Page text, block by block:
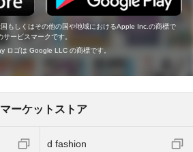
もしくはその他の国や地域におけるApple Inc.の商標で
ービスマークです。
ロゴは Google LLC の商標です。
ーケットストア
d fashion